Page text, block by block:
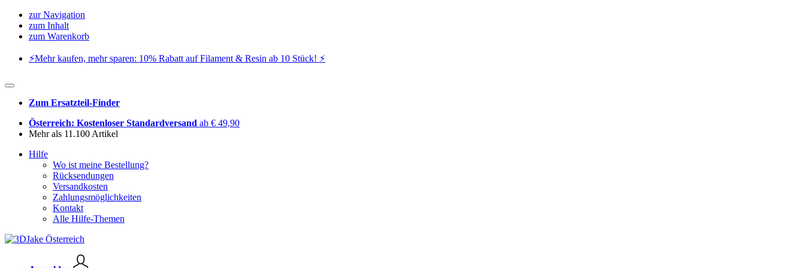
zur Navigation
zum Inhalt
zum Warenkorb
⚡️Mehr kaufen, mehr sparen: 10% Rabatt auf Filament & Resin ab 10 Stück! ⚡️
Zum Ersatzteil-Finder
Österreich: Kostenloser Standardversand ab € 49,90
Mehr als 11.100 Artikel
Hilfe
Wo ist meine Bestellung?
Rücksendungen
Versandkosten
Zahlungsmöglichkeiten
Kontakt
Alle Hilfe-Themen